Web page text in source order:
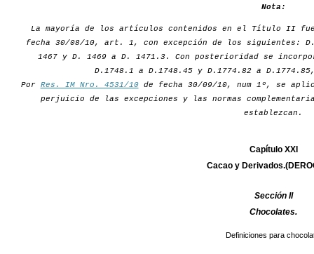
Nota:
La mayoría de los artículos contenidos en el Título II
fecha 30/08/10, art. 1, con excepción de los siguientes:
1467 y D. 1469 a D. 1471.3. Con posterioridad se
D.1748.1 a D.1748.45 y D.1774.82 a
Por Res. IM Nro. 4531/10de fecha 30/09/10, num 1º, se
perjuicio de las excepciones y las normas
establezcan.
Capítulo XXI
Cacao y
Sección II
Chocolates.
Definiciones para